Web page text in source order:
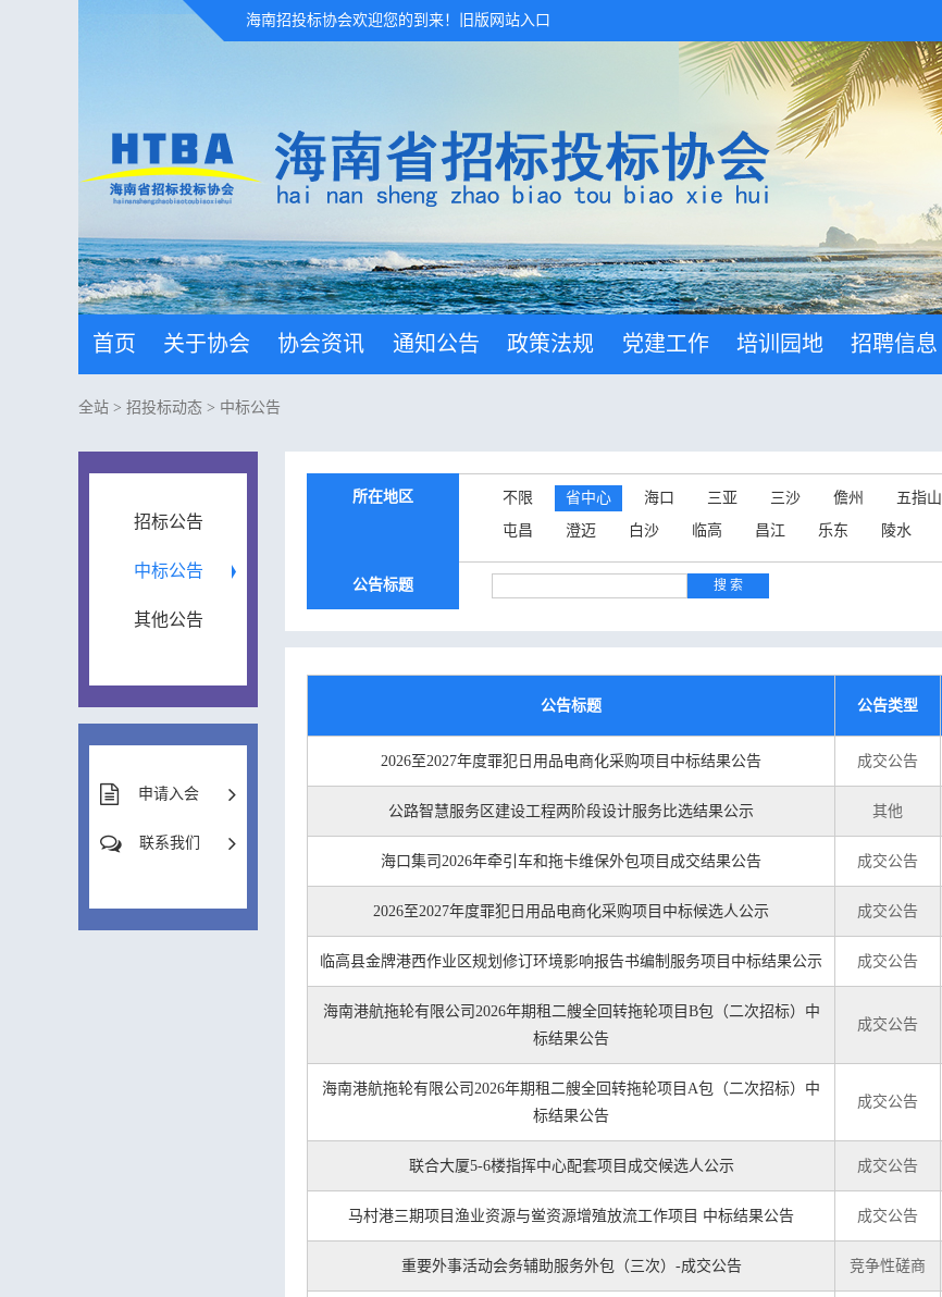
海南招投标协会欢迎您的到来！ 旧版网站入口
首页 关于协会 协会资讯 通知公告 政策法规 党建工作 培训园地 招聘信息
全站 > 招投标动态 > 中标公告
招标公告
中标公告
其他公告
申请入会
联系我们
所在地区 不限 省中心 海口 三亚 三沙 儋州 五指山
屯昌
澄迈 白沙 临高 昌江 乐东 陵水
公告标题
公告标题 公告类型
2026至2027年度罪犯日用品电商化采购项目中标结果公告 成交公告
公路智慧服务区建设工程两阶段设计服务比选结果公示 其他
海口集司2026年牵引车和拖卡维保外包项目成交结果公告 成交公告
2026至2027年度罪犯日用品电商化采购项目中标候选人公示 成交公告
临高县金牌港西作业区规划修订环境影响报告书编制服务项目中标结果公示 成交公告
海南港航拖轮有限公司2026年期租二艘全回转拖轮项目B包（二次招标）中
标结果公告
成交公告
海南港航拖轮有限公司2026年期租二艘全回转拖轮项目A包（二次招标）中
标结果公告
成交公告
联合大厦5-6楼指挥中心配套项目成交候选人公示 成交公告
马村港三期项目渔业资源与鲎资源增殖放流工作项目 中标结果公告 成交公告
重要外事活动会务辅助服务外包（三次）-成交公告 竞争性磋商